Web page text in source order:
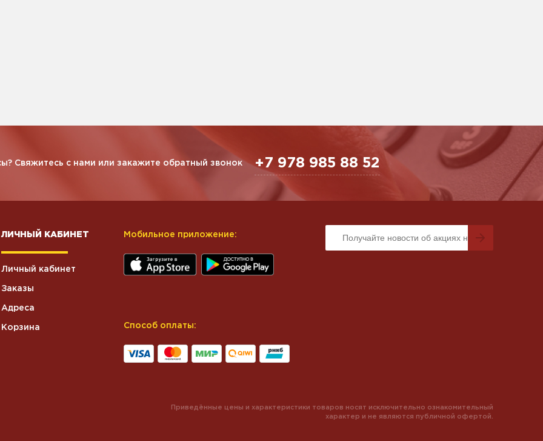
Свяжитесь с нами или закажите обратный звонок +7 978 985 88 52
ЛИЧНЫЙ КАБИНЕТ
Личный кабинет
Заказы
Адреса
Корзина
Мобильное приложение:
Способ оплаты:
Приведённые цены и характеристики товаров носят исключительно ознакомительный
характер и не являются публичной офертой.